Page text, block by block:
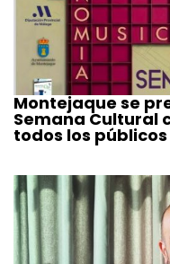
Montejaque se
Semana Cultural
todos los públicos